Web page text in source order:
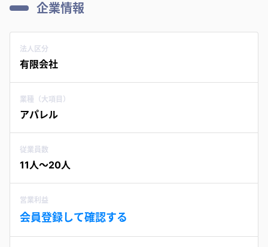
企業情報
法人区分
有限会社
業種（大項目）
アパレル
従業員数
11人〜20人
営業利益
会員登録して確認する